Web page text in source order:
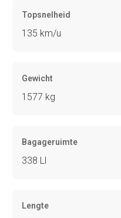
Topsnelheid
135 km/u
Gewicht
1577 kg
Bagageruimte
338 Ll
Lengte